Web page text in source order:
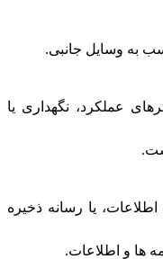
به وسایل جانبی.
عملکرد، نگهداری یا
یا رسانه ذخیره
ها و اطلاعات.